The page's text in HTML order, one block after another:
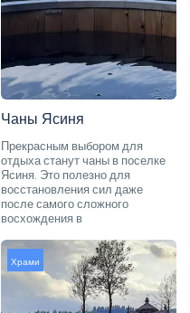
Чаны Ясиня
Прекрасным выбором для
отдыха станут чаны в поселке
Ясиня. Это полезно для
восстановления сил даже
после самого сложного
восхождения в
Храми